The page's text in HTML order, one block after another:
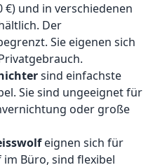
€) und in verschiedenen
Der
Sie eigenen sich
sind einfachste
Sie sind ungeeignet für
oder große
eignen sich für
Büro, sind flexibel